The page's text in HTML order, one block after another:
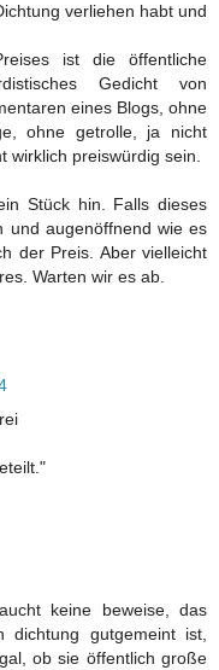
verliehen habt und
ist die öffentliche
Gedicht von
eines Blogs, ohne
ohne getrolle, ja nicht
wirklich preiswürdig sein.
Stück hin. Falls dieses
und augenöffnend wie es
der Preis. Aber vielleicht
Warten wir es ab.
keine beweise, das
dichtung gutgemeint ist,
ob sie öffentlich große